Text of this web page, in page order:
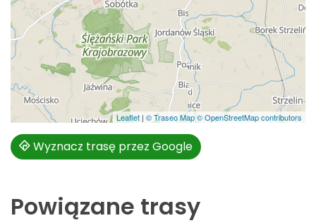
Leaflet | © Traseo Map© OpenStreetMap contributors
Wyznacz trasę przez Google
Powiązane trasy